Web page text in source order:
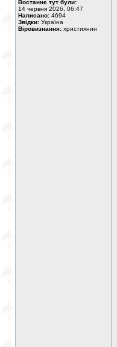
Востаннє тут були:
14 червня 2026, 06:47
Написано: 4694
Звідки: Україна
Віровизнання: християнин